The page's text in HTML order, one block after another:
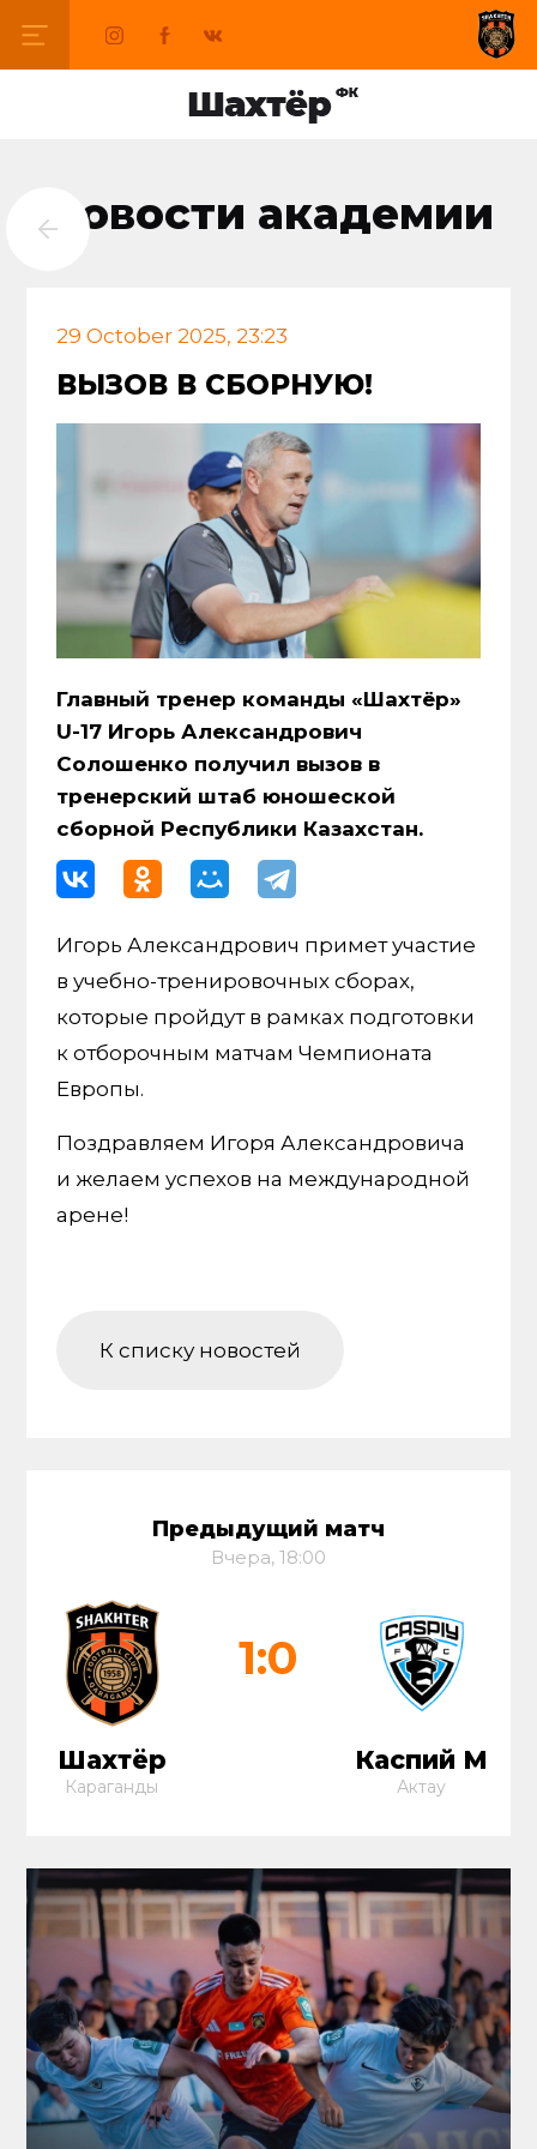
Новости академии
29 October 2025, 23:23
ВЫЗОВ В СБОРНУЮ!
Главный тренер команды «Шахтёр»
U-17 Игорь Александрович
Солошенко получил вызов в
тренерский штаб юношеской
сборной Республики Казахстан.
Игорь Александрович примет участие
в учебно-тренировочных сборах,
которые пройдут в рамках подготовки
к отборочным матчам Чемпионата
Европы.
Поздравляем Игоря Александровича
и желаем успехов на международной
арене!
К списку новостей
Предыдущий матч
Вчера, 18:00
Шахтёр
Караганды
1:0
Каспий М
Актау